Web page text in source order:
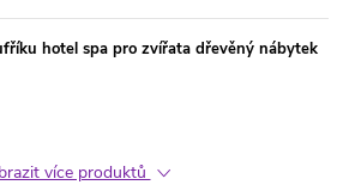
hotel spa pro zvířata dřevěný nábytek
více produktů